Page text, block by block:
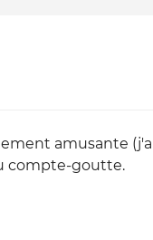
amusante
compte-goutte.